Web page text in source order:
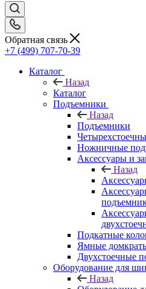
Обратная связь
+7 (499) 707-70-39
Каталог
Назад
Каталог
Подъемники
Назад
Подъемники
Ножничные
Аксессуары и
Назад
Подкатные
Ямные
Двухстоечные
Оборудование для
Назад